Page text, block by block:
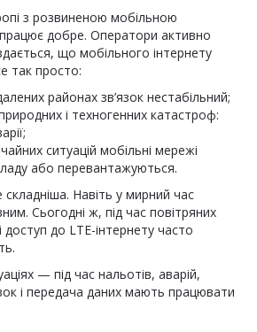
з розвиненою мобільною
добре. Оператори активно
що мобільного інтернету
так просто:
районах зв’язок нестабільний;
і техногенних катастроф:
ситуацій мобільні мережі
або перевантажуються.
складніша. Навіть у мирний час
Сьогодні ж, під час повітряних
доступ до LTE-інтернету часто
— під час нальотів, аварій,
і передача даних мають працювати